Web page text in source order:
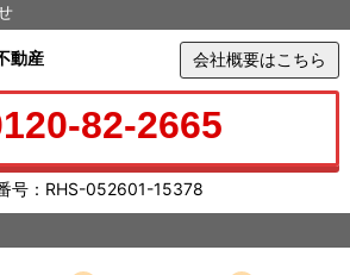
動産 会社概要はこちら
82-2665
号：RHS-052601-15378